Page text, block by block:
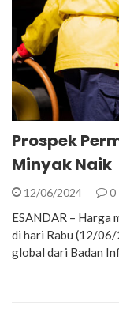
Prospek
Minyak Naik
12/06/2024 0
ESANDAR – Harga
di hari Rabu (12/
global dari Badan